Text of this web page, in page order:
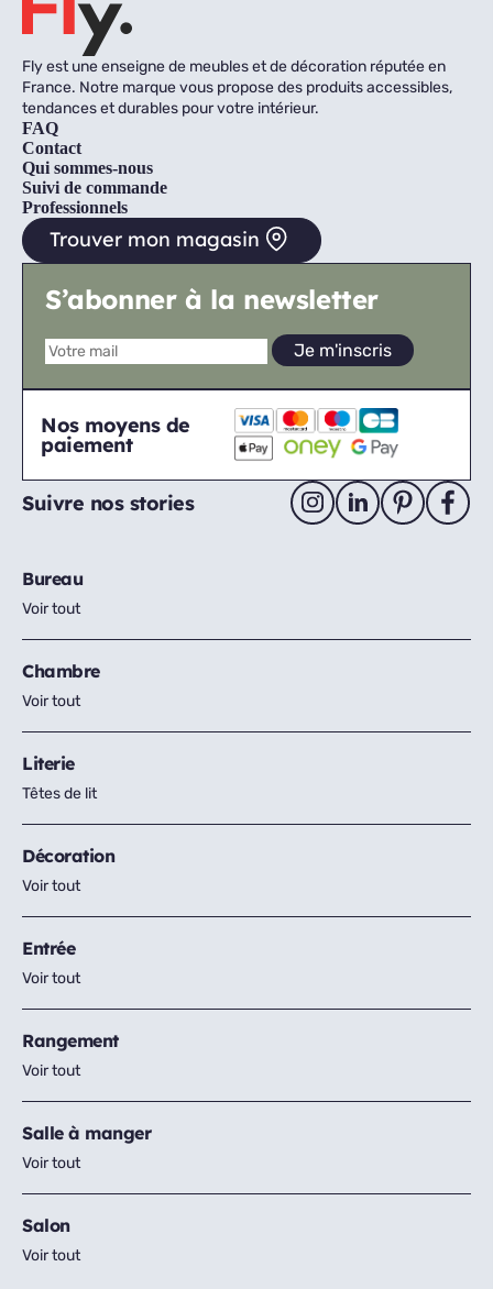
Fly est une enseigne de meubles et de décoration réputée en
France. Notre marque vous propose des produits accessibles,
tendances et durables pour votre intérieur.
FAQ
Contact
Qui sommes-nous
Suivi de commande
Professionnels
Trouver mon magasin
S’abonner à la newsletter
Nos moyens de
paiement
Suivre nos stories
Bureau
Voir tout
Chambre
Voir tout
Literie
Têtes de lit
Décoration
Voir tout
Entrée
Voir tout
Rangement
Voir tout
Salle à manger
Voir tout
Salon
Voir tout